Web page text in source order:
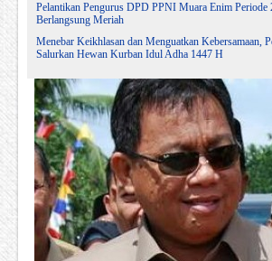
Pelantikan Pengurus DPD PPNI Muara Enim Periode
Berlangsung Meriah
Menebar Keikhlasan dan Menguatkan Kebersamaan,
Salurkan Hewan Kurban Idul Adha 1447 H